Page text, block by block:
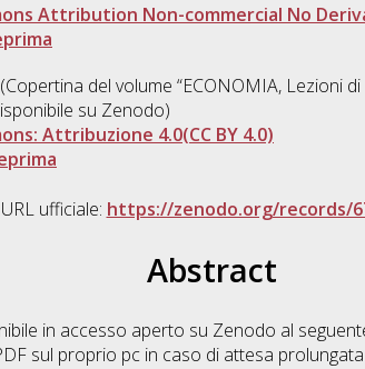
Attribution Non-commercial No
del volume “ECONOMIA, Lezioni
su Zenodo)
Attribuzione 4.0(CC BY 4.0)
URL ufficiale: https://zenodo.org/records/
Abstract
in accesso aperto su Zenodo al
sul proprio pc in caso di attesa